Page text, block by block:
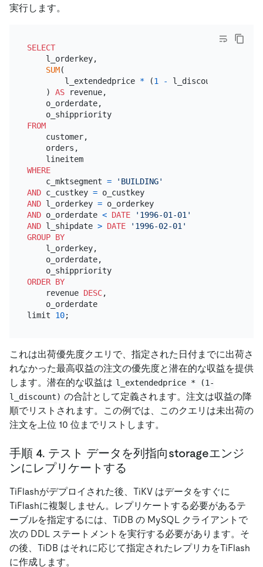
実行します。
SELECT
    l_orderkey,
SUM(
        l_extendedprice
* (1 - l_discount)
    )
AS revenue,
    o_orderdate,
    o_shippriority
FROM
    customer,
    orders,
    lineitem
WHERE
    c_mktsegment
=
'BUILDING'
AND c_custkey =
o_custkey
AND l_orderkey =
o_orderkey
AND o_orderdate < DATE
'1996-01-01'
AND l_shipdate > DATE
'1996-02-01'
GROUP BY
    l_orderkey,
    o_orderdate,
    o_shippriority
ORDER BY
    revenue
DESC,
    o_orderdate
limit 10
これは出荷優先度クエリで、指定された日付までに出荷さ
れなかった最高収益の注文の優先度と潜在的な収益を提供
します。潜在的な収益は l_extendedprice * (1-
l_discount) の合計として定義されます。注文は収益の降
順でリストされます。この例では、このクエリは未出荷の
注文を上位 10 位までリストします。
手順 4. テスト データを列指向storageエンジ
ンにレプリケートする
TiFlashがデプロイされた後、TiKV はデータをすぐに
TiFlashに複製しません。レプリケートする必要があるテ
ーブルを指定するには、TiDB の MySQL クライアントで
次の DDL ステートメントを実行する必要があります。そ
の後、TiDB はそれに応じて指定されたレプリカをTiFlash
に作成します。